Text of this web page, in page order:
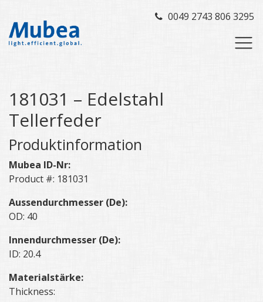
0049 2743 806 3295
181031 – Edelstahl
Tellerfeder
Produktinformation
Mubea ID-Nr:
Product #: 181031
Aussendurchmesser (De):
OD: 40
Innendurchmesser (De):
ID: 20.4
Materialstärke:
Thickness: